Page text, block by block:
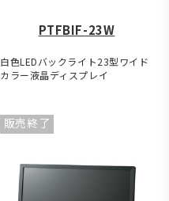
PTFBIF-23W
白色LEDバックライト23型ワイド
カラー液晶ディスプレイ
販売終了